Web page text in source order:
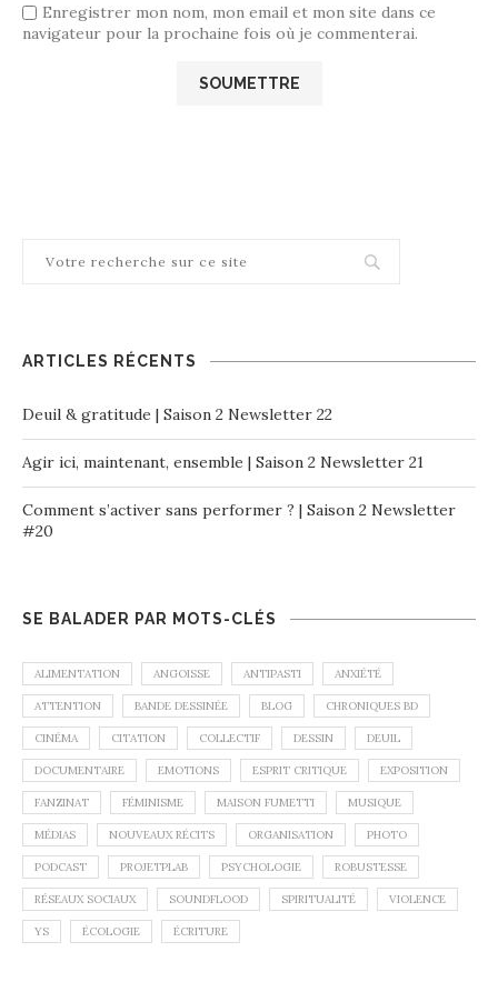
Enregistrer mon nom, mon email et mon site dans ce
navigateur pour la prochaine fois où je commenterai.
ARTICLES RÉCENTS
Deuil & gratitude | Saison 2 Newsletter 22
Agir ici, maintenant, ensemble | Saison 2 Newsletter 21
Comment s’activer sans performer ? | Saison 2 Newsletter
#20
SE BALADER PAR MOTS-CLÉS
ALIMENTATION ANGOISSE ANTIPASTI ANXIÉTÉ
ATTENTION BANDE DESSINÉE BLOG CHRONIQUES BD
CINÉMA CITATION COLLECTIF DESSIN DEUIL
DOCUMENTAIRE EMOTIONS ESPRIT CRITIQUE EXPOSITION
FANZINAT FÉMINISME MAISON FUMETTI MUSIQUE
MÉDIAS NOUVEAUX RÉCITS ORGANISATION PHOTO
PODCAST PROJETPLAB PSYCHOLOGIE ROBUSTESSE
RÉSEAUX SOCIAUX SOUNDFLOOD SPIRITUALITÉ VIOLENCE
YS ÉCOLOGIE ÉCRITURE